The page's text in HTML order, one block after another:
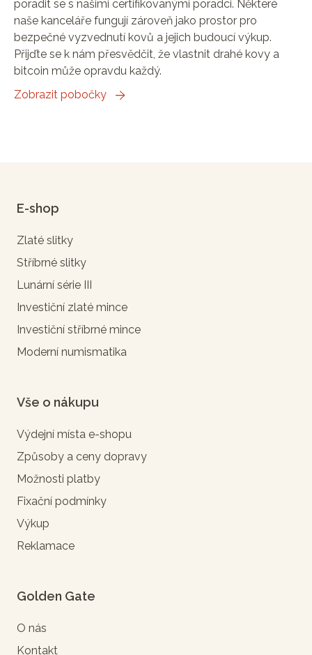
poradit se s našimi certifikovanými poradci. Některé
naše kanceláře fungují zároveň jako prostor pro
bezpečné vyzvednutí kovů a jejich budoucí výkup.
Přijďte se k nám přesvědčit, že vlastnit drahé kovy a
bitcoin může opravdu každý.
Zobrazit pobočky
E-shop
Zlaté slitky
Stříbrné slitky
Lunární série III
Investiční zlaté mince
Investiční stříbrné mince
Moderní numismatika
Vše o nákupu
Výdejní místa e-shopu
Způsoby a ceny dopravy
Možnosti platby
Fixační podmínky
Výkup
Reklamace
Golden Gate
O nás
Kontakt